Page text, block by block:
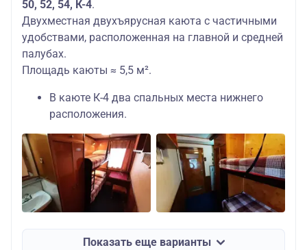
50, 52, 54, К-4.
Двухместная двухъярусная каюта с частичными
удобствами, расположенная на главной и средней
палубах.
Площадь каюты ≈ 5,5 м².
В каюте К-4 два спальных места нижнего
расположения.
Показать еще варианты